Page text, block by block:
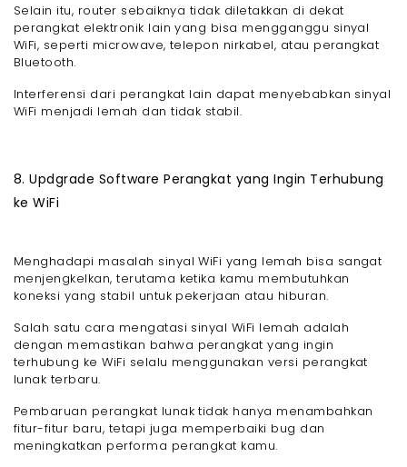
Selain itu, router sebaiknya tidak diletakkan di dekat
perangkat elektronik lain yang bisa mengganggu sinyal
WiFi, seperti microwave, telepon nirkabel, atau perangkat
Bluetooth.
Interferensi dari perangkat lain dapat menyebabkan sinyal
WiFi menjadi lemah dan tidak stabil.
8. Updgrade Software Perangkat yang Ingin Terhubung
ke WiFi
Menghadapi masalah sinyal WiFi yang lemah bisa sangat
menjengkelkan, terutama ketika kamu membutuhkan
koneksi yang stabil untuk pekerjaan atau hiburan.
Salah satu cara mengatasi sinyal WiFi lemah adalah
dengan memastikan bahwa perangkat yang ingin
terhubung ke WiFi selalu menggunakan versi perangkat
lunak terbaru.
Pembaruan perangkat lunak tidak hanya menambahkan
fitur-fitur baru, tetapi juga memperbaiki bug dan
meningkatkan performa perangkat kamu.